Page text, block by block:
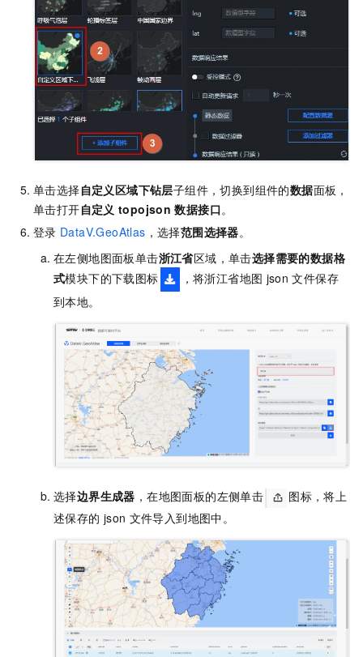
单击选择自定义区域下钻层子组件，切换到组件的数据面板，
单击打开自定义 topojson 数据接口。
登录 DataV.GeoAtlas ，选择范围选择器。
在左侧地图面板单击浙江省区域，单击选择需要的数据格
式模块下的下载图标 ，将浙江省地图 json 文件保存
到本地。
选择边界生成器 ，在地图面板的左侧单击
图标，将上
述保存的 json 文件导入到地图中。